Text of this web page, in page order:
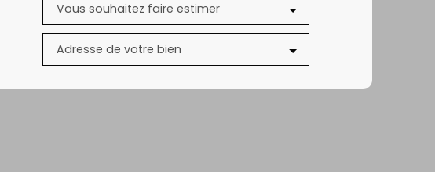
Vous souhaitez faire estimer
Adresse de votre bien